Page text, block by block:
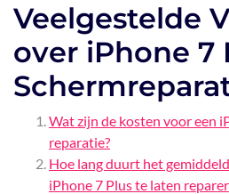
Veelgestelde
over iPhone 7
Wat zijn de kosten voor een
reparatie?
Hoe lang duurt het
iPhone 7 Plus te laten